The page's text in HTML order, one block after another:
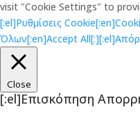
visit "Cookie Settings" to
[:el]Ρυθμίσεις
Όλων[:en]Accept All[:]
Close
[:el]Επισκόπηση